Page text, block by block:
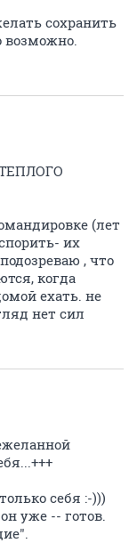
сохранить
возможно.
(лет
их
, что
когда
ехать. не
нет сил
себя :-)))
уже -- готов.